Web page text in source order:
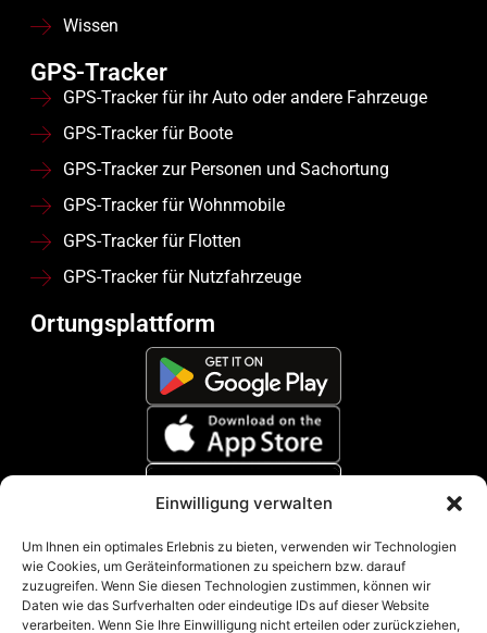
Einwilligung verwalten
Um Ihnen ein optimales Erlebnis zu bieten, verwenden wir Technologien
wie Cookies, um Geräteinformationen zu speichern bzw. darauf
zuzugreifen. Wenn Sie diesen Technologien zustimmen, können wir
Daten wie das Surfverhalten oder eindeutige IDs auf dieser Website
verarbeiten. Wenn Sie Ihre Einwilligung nicht erteilen oder zurückziehen,
Wissen
GPS-Tracker
GPS-Tracker für ihr Auto oder andere Fahrzeuge
GPS-Tracker für Boote
GPS-Tracker zur Personen und Sachortung
GPS-Tracker für Wohnmobile
GPS-Tracker für Flotten
GPS-Tracker für Nutzfahrzeuge
Ortungsplattform
Zahlungsmethoden